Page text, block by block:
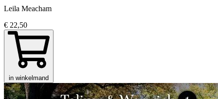
Leila Meacham
€ 22,50
in winkelmand